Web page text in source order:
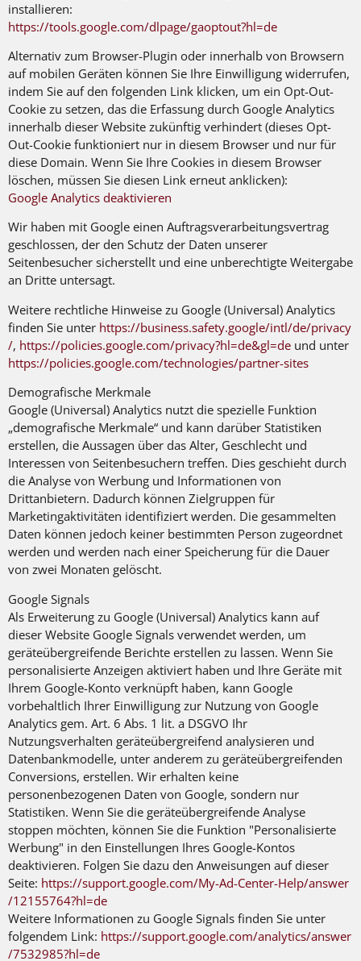
installieren:
https://tools.google.com/dlpage/gaoptout?hl=de
Alternativ zum Browser-Plugin oder innerhalb von Browsern
auf mobilen Geräten können Sie Ihre Einwilligung widerrufen,
indem Sie auf den folgenden Link klicken, um ein Opt-Out-
Cookie zu setzen, das die Erfassung durch Google Analytics
innerhalb dieser Website zukünftig verhindert (dieses Opt-
Out-Cookie funktioniert nur in diesem Browser und nur für
diese Domain. Wenn Sie Ihre Cookies in diesem Browser
löschen, müssen Sie diesen Link erneut anklicken):
Google Analytics deaktivieren
Wir haben mit Google einen Auftragsverarbeitungsvertrag
geschlossen, der den Schutz der Daten unserer
Seitenbesucher sicherstellt und eine unberechtigte Weitergabe
an Dritte untersagt.
Weitere rechtliche Hinweise zu Google (Universal) Analytics
finden Sie unter https://business.safety.google/intl/de/privacy
/, https://policies.google.com/privacy?hl=de&gl=de und unter
https://policies.google.com/technologies/partner-sites
Demografische Merkmale
Google (Universal) Analytics nutzt die spezielle Funktion
„demografische Merkmale“ und kann darüber Statistiken
erstellen, die Aussagen über das Alter, Geschlecht und
Interessen von Seitenbesuchern treffen. Dies geschieht durch
die Analyse von Werbung und Informationen von
Drittanbietern. Dadurch können Zielgruppen für
Marketingaktivitäten identifiziert werden. Die gesammelten
Daten können jedoch keiner bestimmten Person zugeordnet
werden und werden nach einer Speicherung für die Dauer
von zwei Monaten gelöscht.
Google Signals
Als Erweiterung zu Google (Universal) Analytics kann auf
dieser Website Google Signals verwendet werden, um
geräteübergreifende Berichte erstellen zu lassen. Wenn Sie
personalisierte Anzeigen aktiviert haben und Ihre Geräte mit
Ihrem Google-Konto verknüpft haben, kann Google
vorbehaltlich Ihrer Einwilligung zur Nutzung von Google
Analytics gem. Art. 6 Abs. 1 lit. a DSGVO Ihr
Nutzungsverhalten geräteübergreifend analysieren und
Datenbankmodelle, unter anderem zu geräteübergreifenden
Conversions, erstellen. Wir erhalten keine
personenbezogenen Daten von Google, sondern nur
Statistiken. Wenn Sie die geräteübergreifende Analyse
stoppen möchten, können Sie die Funktion "Personalisierte
Werbung" in den Einstellungen Ihres Google-Kontos
deaktivieren. Folgen Sie dazu den Anweisungen auf dieser
Seite: https://support.google.com/My-Ad-Center-Help/answer
/12155764?hl=de
Weitere Informationen zu Google Signals finden Sie unter
folgendem Link: https://support.google.com/analytics/answer
/7532985?hl=de